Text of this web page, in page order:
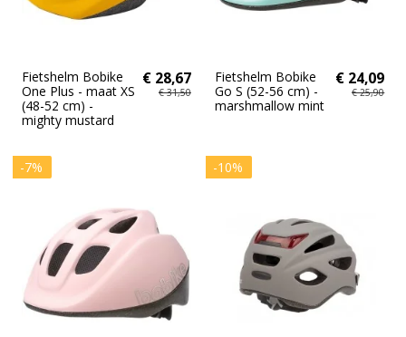
Fietshelm Bobike
One Plus - maat XS
(48-52 cm) -
mighty mustard
€ 28,67
€ 31,50
Fietshelm Bobike
Go S (52-56 cm) -
marshmallow mint
€ 24,09
€ 25,90
-7% -10%